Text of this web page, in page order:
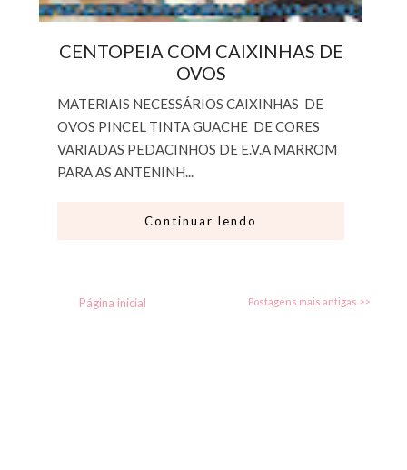
CENTOPEIA COM CAIXINHAS DE
OVOS
MATERIAIS NECESSÁRIOS CAIXINHAS DE
OVOS PINCEL TINTA GUACHE DE CORES
VARIADAS PEDACINHOS DE E.V.A MARROM
PARA AS ANTENINH...
Continuar lendo
Postagens mais antigas >>
Página inicial